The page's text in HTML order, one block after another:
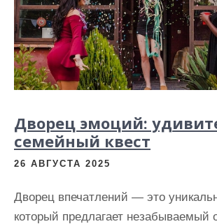
Дворец эмоций:
семейный квест
26 АВГУСТА 2025
Дворец впечатлений — это
который предлагает незабываемый